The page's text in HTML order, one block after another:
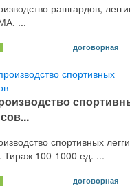
рашгардов,
...
договорная
спортивных
Тираж 100-1000 ед. ...
договорная